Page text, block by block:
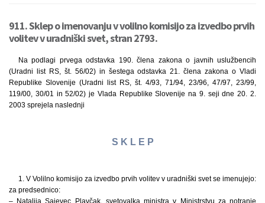
911. Sklep o imenovanju v volilno komisijo za izvedbo prvih
volitev v uradniški svet, stran 2793.
Na podlagi prvega odstavka 190. člena zakona o javnih uslužbencih
(Uradni list RS, št. 56/02) in šestega odstavka 21. člena zakona o Vladi
Republike Slovenije (Uradni list RS, št. 4/93, 71/94, 23/96, 47/97, 23/99,
119/00, 30/01 in 52/02) je Vlada Republike Slovenije na 9. seji dne 20. 2.
2003 sprejela naslednji
S K L E P
1. V Volilno komisijo za izvedbo prvih volitev v uradniški svet se imenujejo:
za predsednico:
– Natalija Sajevec Plavčak, svetovalka ministra v Ministrstvu za notranje